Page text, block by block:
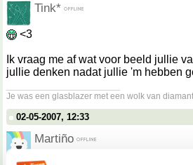
Tink*
<3
Ik vraag me af wat voor beeld jullie
jullie denken nadat jullie 'm hebben
Je was een glasblazer met een wolk van
02-05-2007, 12:33
Martiño